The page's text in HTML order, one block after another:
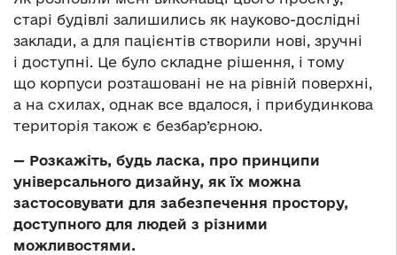
старі будівлі залишились як науково-дослідні
заклади, а для пацієнтів створили нові, зручні
і доступні. Це було складне рішення, і тому
що корпуси розташовані не на рівній поверхні,
а на схилах, однак все вдалося, і прибудинкова
територія також є безбар’єрною.
— Розкажіть, будь ласка, про принципи
універсального дизайну, як їх можна
застосовувати для забезпечення простору,
доступного для людей з різними
можливостями.